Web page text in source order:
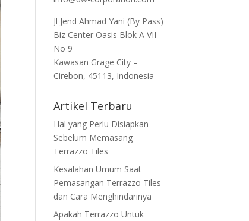
Jl Jend Ahmad Yani (By Pass)
Biz Center Oasis Blok A VII
No 9
Kawasan Grage City –
Cirebon, 45113, Indonesia
Artikel Terbaru
Hal yang Perlu Disiapkan
Sebelum Memasang
Terrazzo Tiles
Kesalahan Umum Saat
Pemasangan Terrazzo Tiles
dan Cara Menghindarinya
Apakah Terrazzo Untuk